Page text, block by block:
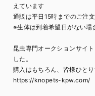
えています
通販は平日15時までのご注
※生体は到着希望日がない場
昆虫専門オークションサイ
した。
購入はもちろん、皆様ひとり
https://knopets-kpw.com/